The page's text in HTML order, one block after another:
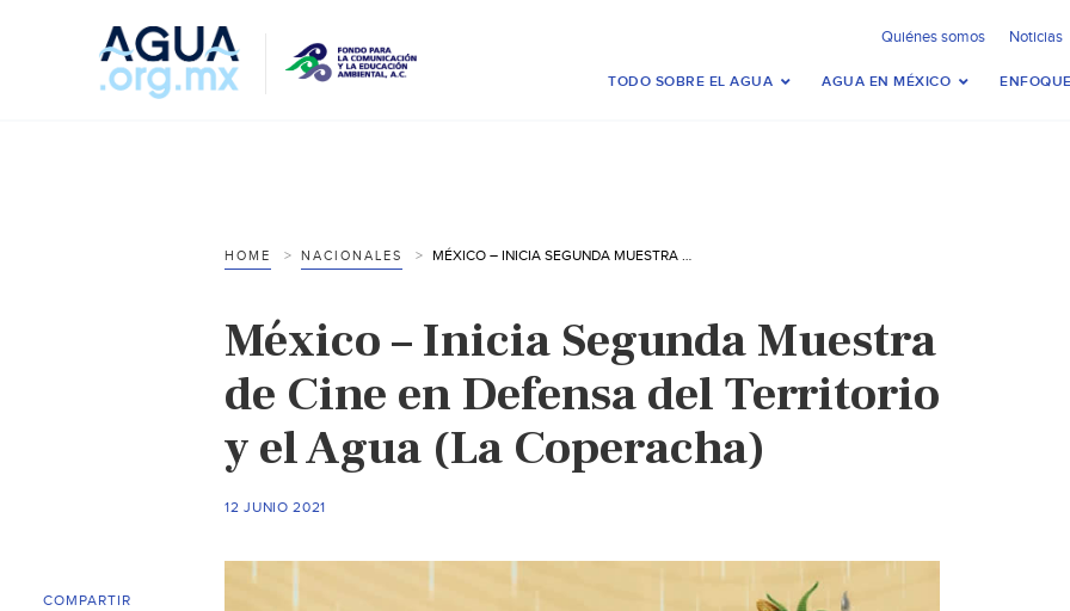
Quiénes somos Noticias
TODO SOBRE EL AGUA AGUA EN MÉXICO
HOME NACIONALES MÉXICO – INICIA SEGUNDA MUESTRA DE CINE EN DEFENSA DEL TERRITORIO Y EL AGUA (LA COPERACHA)
México – Inicia Segunda Muestra
de Cine en Defensa del Territorio
y el Agua (La Coperacha)
12 JUNIO 2021
COMPARTIR